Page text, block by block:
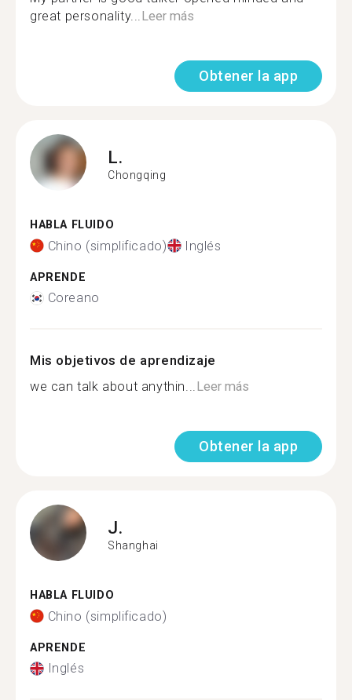
great personality...Leer más
Obtener la app
L.
Chongqing
HABLA FLUIDO
Chino (simplificado) Inglés
APRENDE
Coreano
Mis objetivos de aprendizaje
we can talk about anythin...Leer más
Obtener la app
J.
Shanghai
HABLA FLUIDO
Chino (simplificado)
APRENDE
Inglés